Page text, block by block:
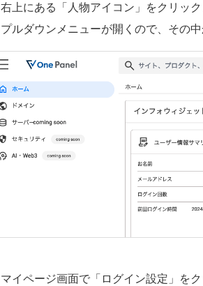
右上にある「人物アイコン」をクリック
プルダウンメニューが開くので、その
マイページ画面で「ログイン設定」をク